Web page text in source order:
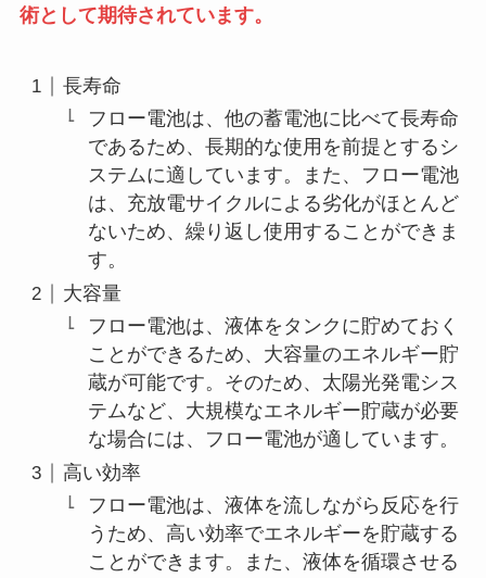
術として期待されています。
長寿命
フロー電池は、他の蓄電池に比べて長寿命
であるため、長期的な使用を前提とするシ
ステムに適しています。また、フロー電池
は、充放電サイクルによる劣化がほとんど
ないため、繰り返し使用することができま
す。
大容量
フロー電池は、液体をタンクに貯めておく
ことができるため、大容量のエネルギー貯
蔵が可能です。そのため、太陽光発電シス
テムなど、大規模なエネルギー貯蔵が必要
な場合には、フロー電池が適しています。
高い効率
フロー電池は、液体を流しながら反応を行
うため、高い効率でエネルギーを貯蔵する
ことができます。また、液体を循環させる